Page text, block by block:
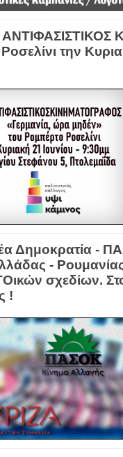
την
Δημοκρατία -
-
σχεδίων.
!